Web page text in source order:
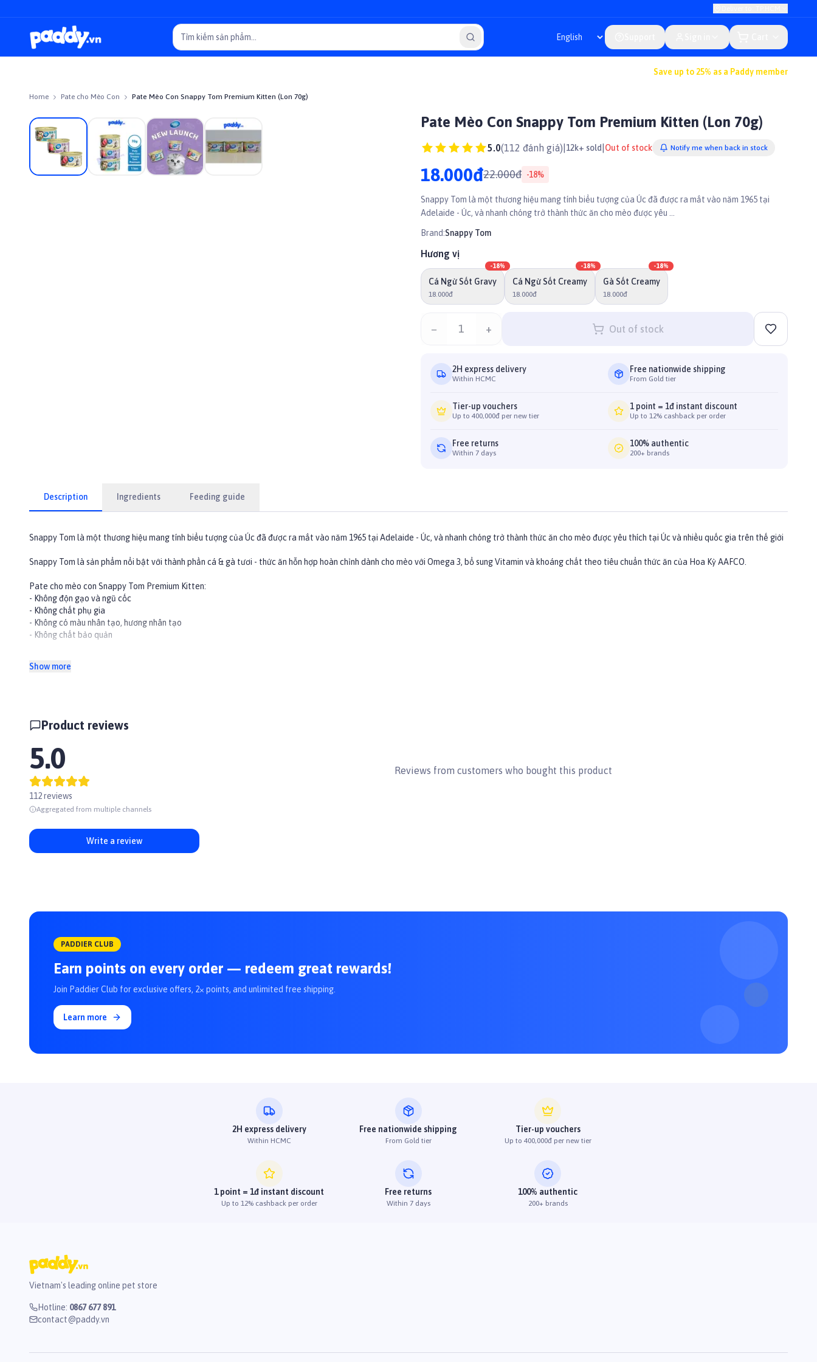
Save up to 25% as a Paddy member
Home Pate cho Mèo Con Pate Mèo Con Snappy Tom Premium Kitten (Lon 70g)
On sale Pate Mèo Con Snappy Tom Premium Kitten (Lon 70g)
5.0(112 đánh giá) 12k+ sold Out of stock Notify me when back in stock
18.000đ22.000đ -18%
Snappy Tom là một thương hiệu mang tính biểu tượng của Úc đã được ra mắt vào năm 1965 tại
Adelaide - Úc, và nhanh chóng trở thành thức ăn cho mèo được yêu ...
Brand:Snappy Tom
Hương vị
Cá Ngừ Sốt Gravy
18.000đ
-18%
Cá Ngừ Sốt Creamy
18.000đ
-18%
Gà Sốt Creamy
18.000đ
-18%
− 1 + Out of stock
2H express delivery
Within HCMC
Free nationwide shipping
From Gold tier
Tier-up vouchers
Up to 400,000đ per new tier
1 point = 1đ instant discount
Up to 12% cashback per order
Free returns
Within 7 days
100% authentic
200+ brands
Description Ingredients Feeding guide
Snappy Tom là một thương hiệu mang tính biểu tượng của Úc đã được ra mắt vào năm 1965 tại Adelaide - Úc, và nhanh chóng trở thành thức ăn cho mèo được yêu thích tại Úc và nhiều quốc gia trên thế giới
Snappy Tom là sản phẩm nổi bật với thành phần cá & gà tươi - thức ăn hỗn hợp hoàn chỉnh dành cho mèo với Omega 3, bổ sung Vitamin và khoáng chất theo tiêu chuẩn thức ăn của Hoa Kỳ AAFCO.
Pate cho mèo con Snappy Tom Premium Kitten:
- Không độn gạo và ngũ cốc
- Không chất phụ gia
- Không có màu nhân tạo, hương nhân tạo
- Không chất bảo quản
- Cá ngừ sốt gravy
#PaddyPetShop #SnappyTom #Kitten #MèoCon #pate #wetfood
Show more
Product reviews
5.0
112 reviews
Aggregated from multiple channels
Write a review
Reviews from customers who bought this product
PADDIER CLUB
Earn points on every order — redeem great rewards!
Join Paddier Club for exclusive offers, 2× points, and unlimited free shipping.
Learn more
2H express delivery
Within HCMC
Free nationwide shipping
From Gold tier
Tier-up vouchers
Up to 400,000đ per new tier
1 point = 1đ instant discount
Up to 12% cashback per order
Free returns
Within 7 days
100% authentic
200+ brands
Vietnam's leading online pet store
Hotline: 0867 677 891
contact@paddy.vn